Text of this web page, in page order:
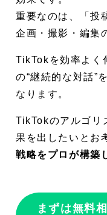
重要なのは、「投
企画・撮影・編集
TikTokを効率よく
の“継続的な対話”
なります。
TikTokのアルゴリ
果を出したいとお
戦略をプロが構築
まずは無料